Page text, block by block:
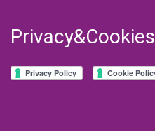
Privacy&Cookies